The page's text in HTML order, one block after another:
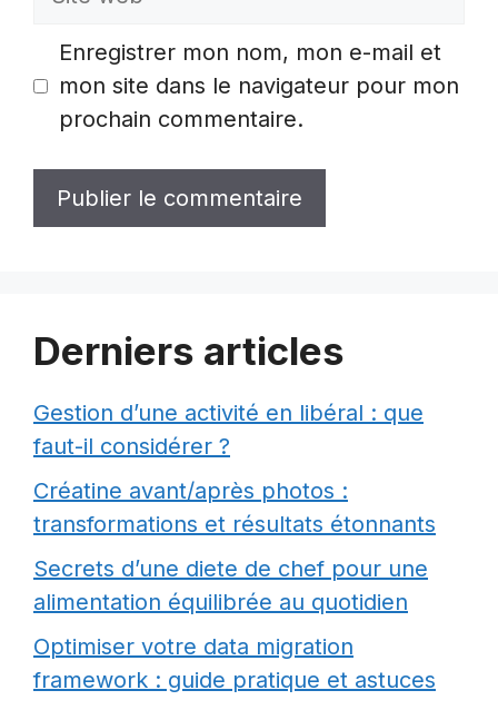
Enregistrer mon nom, mon e-mail et
mon site dans le navigateur pour mon
prochain commentaire.
Derniers articles
Gestion d’une activité en libéral : que
faut-il considérer ?
Créatine avant/après photos :
transformations et résultats étonnants
Secrets d’une diete de chef pour une
alimentation équilibrée au quotidien
Optimiser votre data migration
framework : guide pratique et astuces